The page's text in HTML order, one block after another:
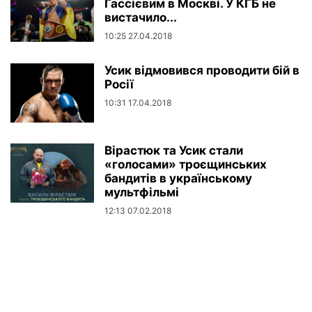
Гассієвим в Москві. У КГБ не
вистачило...
10:25 27.04.2018
Усик відмовився проводити бій в
Росії
10:31 17.04.2018
Вірастюк та Усик стали
«голосами» троєщинських
бандитів в українському
мультфільмі
12:13 07.02.2018